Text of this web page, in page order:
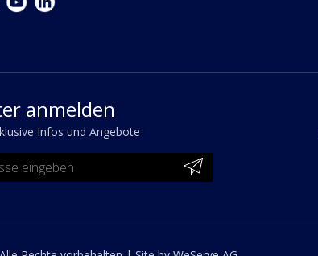
anmelden
Infos und Angebote